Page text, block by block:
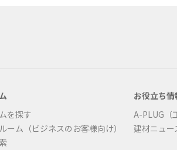
を探す
ーム（ビジネスのお客様向け）
お役立ち
A-PLUG（
建材ニュー